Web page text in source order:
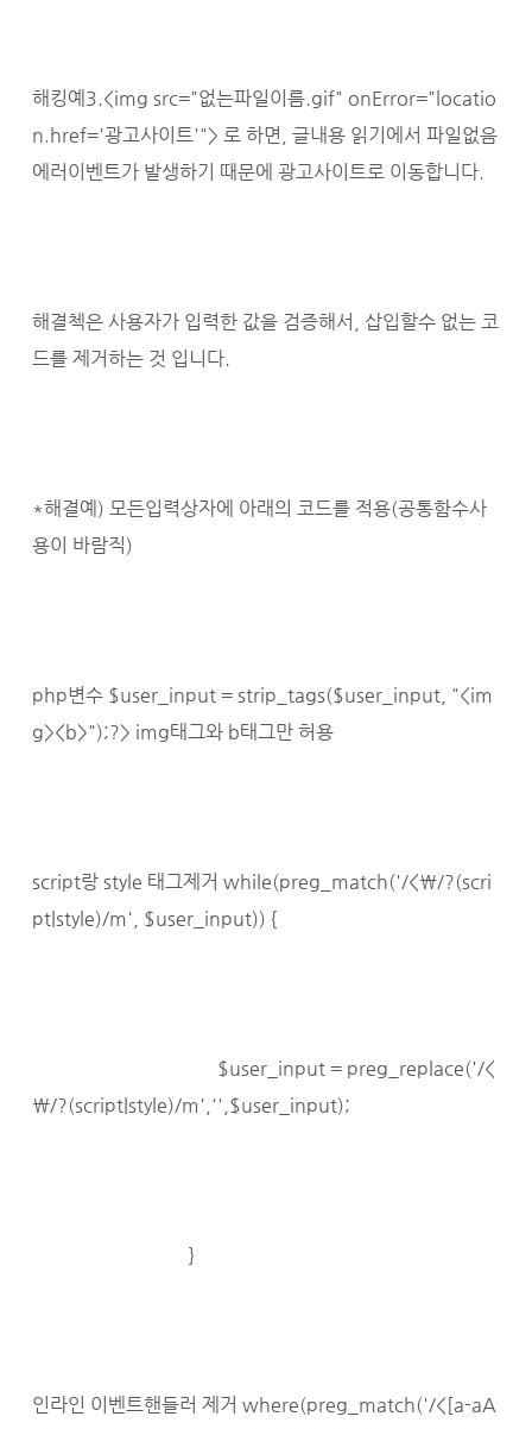
해킹예3.<img src="없는파일이름.gif" onError="locatio
n.href='광고사이트'"> 로 하면, 글내용 읽기에서 파일없음
에러이벤트가 발생하기 때문에 광고사이트로 이동합니다.
해결첵은 사용자가 입력한 값을 검증해서, 삽입할수 없는 코
드를 제거하는 것 입니다.
*해결예) 모든입력상자에 아래의 코드를 적용(공통함수사
용이 바람직)
php변수 $user_input = strip_tags($user_input, "<im
g><b>");?> img태그와 b태그만 허용
script랑 style 태그제거 while(preg_match('/<\/?(scri
pt|style)/m', $user_input)) {
$user_input = preg_replace('/<
\/?(script|style)/m','',$user_input);
}
인라인 이벤트핸들러 제거 where(preg_match('/<[a-aA